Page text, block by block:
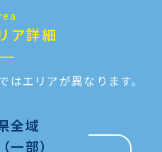
ア詳細
エリアが異なります。
全域
一部）